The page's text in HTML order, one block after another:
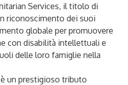
Services, il titolo di
riconoscimento dei suoi
globale per promuovere
con disabilità intellettuali e
delle loro famiglie nella
un prestigioso tributo